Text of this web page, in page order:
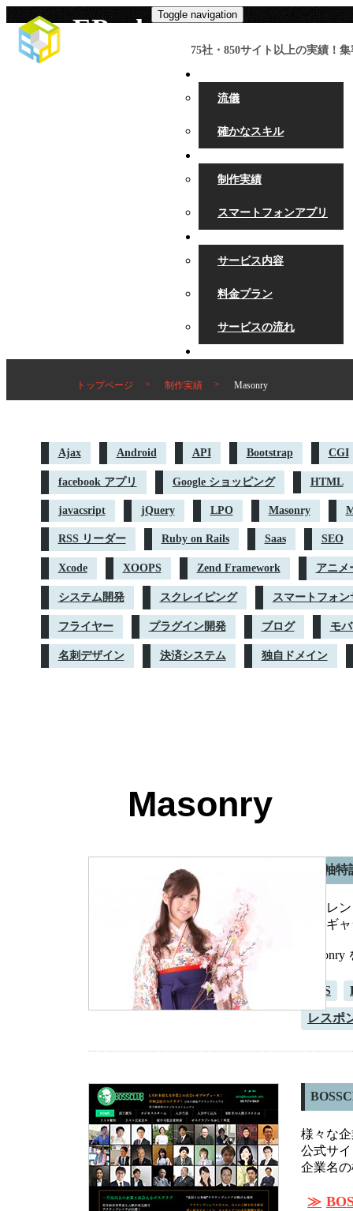
Toggle navigation
EPoch
75社・850サイト以上の実績！
流儀
確かなスキル
制作実績
スマートフォンアプリ
サービス内容
料金プラン
サービスの流れ
トップページ 制作実績 Masonry
Ajax Android API Bootstrap CGI
facebook アプリ Google ショッピング HTML
javacsript jQuery LPO Masonry
RSS リーダー Ruby on Rails Saas SEO
Xcode XOOPS Zend Framework アニメ
システム開発 スクレイピング スマートフォン
フライヤー プラグイン開発 ブログ モ
名刺デザイン 決済システム 独自ドメイン
Masonry
振袖
振袖レ
画像ギ
CSS
レスポ
様々な
公式サ
企業名